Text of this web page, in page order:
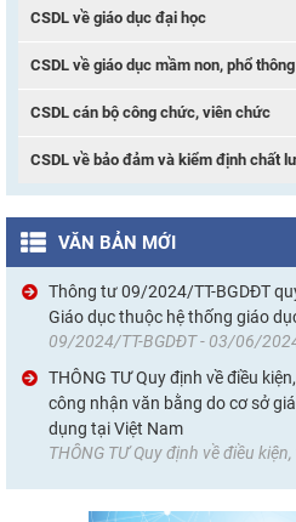
CSDL về giáo dục đại học
CSDL về giáo dục mầm non, phổ thông
CSDL cán bộ công chức, viên chức
CSDL về bảo đảm và kiểm định chất
VĂN BẢN MỚI
Thông tư 09/2024/TT-BGDĐT
Giáo dục thuộc hệ thống giáo
09/2024/TT-BGDĐT - 03/06/
THÔNG TƯ Quy định về điều
công nhận văn bằng do cơ sở
dụng tại Việt Nam
THÔNG TƯ Quy định về điều